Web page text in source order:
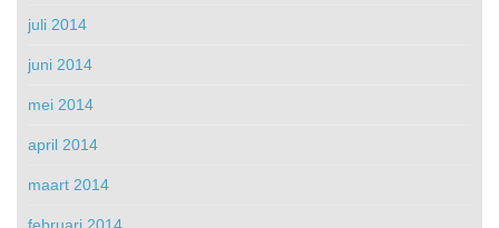
juli 2014
juni 2014
mei 2014
april 2014
maart 2014